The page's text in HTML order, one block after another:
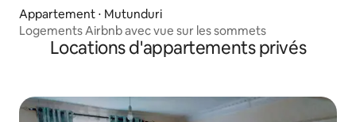
Appartement ⋅ Mutunduri
Logements Airbnb avec vue sur les sommets
Locations d'appartements privés